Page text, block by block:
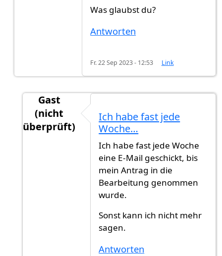
Was glaubst du?
Antworten
Fr. 22 Sep 2023 - 12:53 Link
Gast
(nicht
überprüft)
Mein Einbürgerungsantrag am…
Ich habe fast jede
Woche…
Ich habe fast jede Woche
eine E-Mail geschickt, bis
mein Antrag in die
Bearbeitung genommen
wurde.
Sonst kann ich nicht mehr
sagen.
Antworten